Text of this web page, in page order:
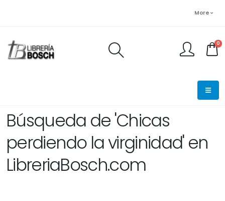
More
0
Búsqueda de 'Chicas
perdiendo la virginidad' en
LibreriaBosch.com